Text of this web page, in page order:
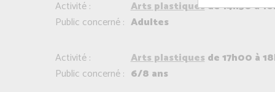
Activité : Arts plastiquesde 14h30 à
Public concerné : Adultes
Activité : Arts plastiques de 17h00 à
Public concerné : 6/8 ans